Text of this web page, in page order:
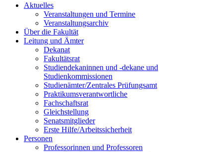
Aktuelles
Veranstaltungen und Termine
Veranstaltungsarchiv
Über die Fakultät
Leitung und Ämter
Dekanat
Fakultätsrat
Studiendekaninnen und -dekane und
Studienkommissionen
Studienämter/Zentrales Prüfungsamt
Praktikumsverantwortliche
Fachschaftsrat
Gleichstellung
Senatsmitglieder
Erste Hilfe/Arbeitssicherheit
Personen
Professorinnen und Professoren